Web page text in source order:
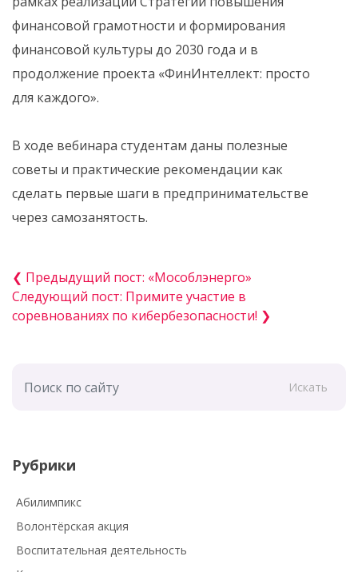
финансовой грамотности и формирования
финансовой культуры до 2030 года и в
продолжение проекта «ФинИнтеллект: просто
для каждого».
В ходе вебинара студентам даны полезные
советы и практические рекомендации как
сделать первые шаги в предпринимательстве
через самозанятость.
❮ Предыдущий пост: «Мособлэнерго»
Следующий пост: Примите участие в
соревнованиях по кибербезопасности! ❯
Искать
Рубрики
Абилимпикс
Волонтёрская акция
Воспитательная деятельность